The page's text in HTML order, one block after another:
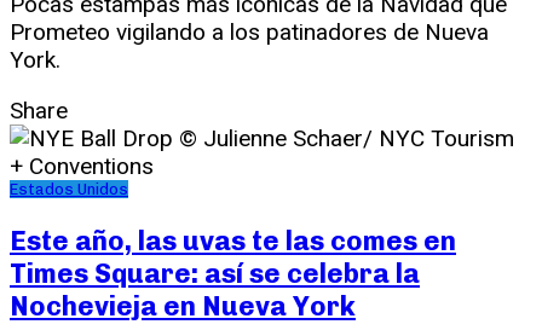
Prometeo vigilando a los patinadores de Nueva
York.
Share
Estados Unidos
Este año, las uvas te las comes en
Times Square: así se celebra la
Nochevieja en Nueva York